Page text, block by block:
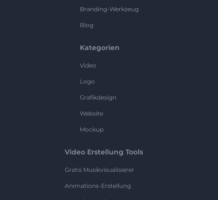
Branding-Werkzeug
Blog
Kategorien
Video
Logo
Grafikdesign
Website
Mockup
Video Erstellung Tools
Gratis Musikvisualisierer
Animations-Erstellung